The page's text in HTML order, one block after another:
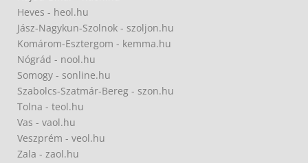
Heves - heol.hu
Jász-Nagykun-Szolnok - szoljon.hu
Komárom-Esztergom - kemma.hu
Nógrád - nool.hu
Somogy - sonline.hu
Szabolcs-Szatmár-Bereg - szon.hu
Tolna - teol.hu
Vas - vaol.hu
Veszprém - veol.hu
Zala - zaol.hu